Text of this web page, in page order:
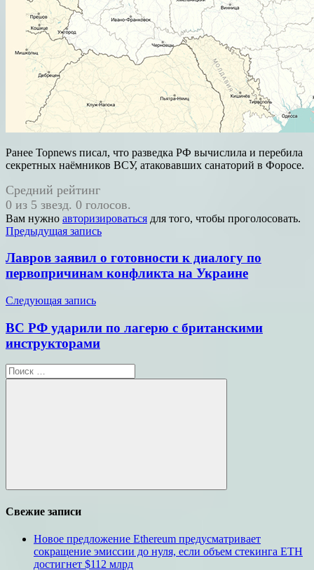
Ранее Topnews писал, что разведка РФ вычислила и перебила
секретных наёмников ВСУ, атаковавших санаторий в Форосе.
Средний рейтинг
0 из 5 звезд. 0 голосов.
Вам нужно авторизироваться для того, чтобы проголосовать.
Навигация
по
записям
Предыдущая запись
Лавров заявил о готовности к диалогу по
первопричинам конфликта на Украине
Следующая запись
ВС РФ ударили по лагерю с британскими
инструкторами
Поиск
для:
Поиск
Свежие записи
Новое предложение Ethereum предусматривает
сокращение эмиссии до нуля, если объем стекинга ETH
достигнет $112 млрд